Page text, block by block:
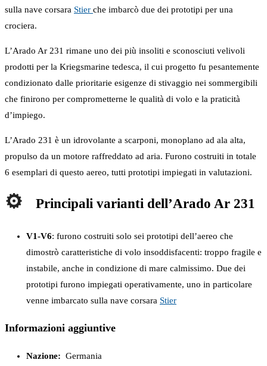
sulla nave corsara Stier che imbarcò due dei prototipi per una
crociera.
L’Arado Ar 231 rimane uno dei più insoliti e sconosciuti velivoli
prodotti per la Kriegsmarine tedesca, il cui progetto fu pesantemente
condizionato dalle prioritarie esigenze di stivaggio nei sommergibili
che finirono per comprometterne le qualità di volo e la praticità
d’impiego.
L’Arado 231 è un idrovolante a scarponi, monoplano ad ala alta,
propulso da un motore raffreddato ad aria. Furono costruiti in totale
6 esemplari di questo aereo, tutti prototipi impiegati in valutazioni.
Principali varianti dell’Arado Ar 231
V1-V6: furono costruiti solo sei prototipi dell’aereo che
dimostrò caratteristiche di volo insoddisfacenti: troppo fragile e
instabile, anche in condizione di mare calmissimo. Due dei
prototipi furono impiegati operativamente, uno in particolare
venne imbarcato sulla nave corsara Stier
Informazioni aggiuntive
Nazione: Germania